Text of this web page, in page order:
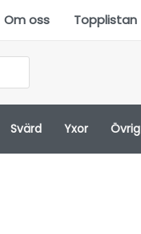
Om oss Topplistan
Svärd Yxor